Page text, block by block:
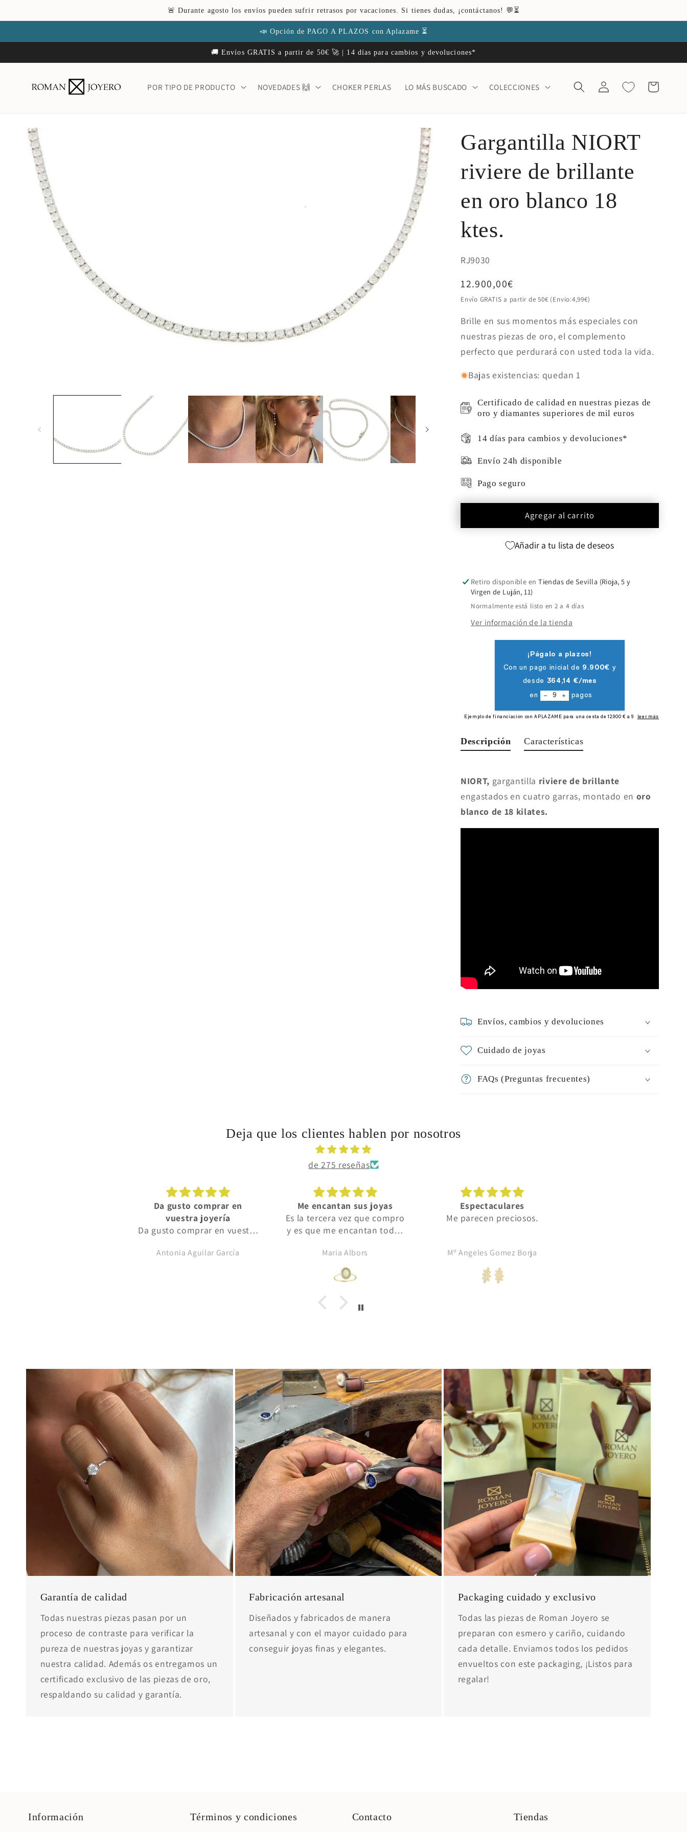
al contenido
🚨 Durante agosto los envíos pueden sufrir retrasos por vacaciones. Si tienes dudas, ¡contáctanos! 💬⏳
📣 Opción de PAGO A PLAZOS con Aplazame ⏳
🚚 Envíos GRATIS a partir de 50€ 🚀 | 14 días para cambios y devoluciones*
POR TIPO DE PRODUCTO NOVEDADES 🙌 CHOKER PERLAS LO MÁS BUSCADO COLECCIONES
Iniciar
sesión
Carrito
directamente
a la
información
del producto
Gargantilla NIORT
riviere de brillante
en oro blanco 18
ktes.
SKU:
RJ9030
Precio
habitual
12.900,00€
Envío GRATIS a partir de 50€ (Envio:4,99€)
Brille en sus momentos más especiales con
nuestras piezas de oro, el complemento
perfecto que perdurará con usted toda la vida.
Bajas existencias: quedan 1
Certificado de calidad en nuestras piezas de
oro y diamantes superiores de mil euros
14 días para cambios y devoluciones*
Envío 24h disponible
Pago seguro
Agregar al carrito
Añadir a tu lista de deseos
Retiro disponible enTiendas de Sevilla (Rioja, 5 y
Virgen de Luján, 11)
Normalmente está listo en 2 a 4 días
Ver información de la tienda
Descripción
NIORT, gargantilla riviere de brillante
engastados en cuatro garras, montado en oro
blanco de 18 kilates.
Características
Envíos, cambios y devoluciones
Cuidado de joyas
FAQs (Preguntas frecuentes)
Deja que los clientes hablen por nosotros
de 275 reseñas
Da gusto comprar en
vuestra joyería
Da gusto comprar en vuestra
y las joyas preciosas y de
Antonia Aguilar García
Me encantan sus joyas
Es la tercera vez que compro
y es que me encantan todas
inmejorable
Maria Albors
Espectaculares
Me parecen preciosos.
Mº Angeles Gomez Borja
Garantía de calidad
Todas nuestras piezas pasan por un
proceso de contraste para verificar la
pureza de nuestras joyas y garantizar
nuestra calidad. Además os entregamos un
certificado exclusivo de las piezas de oro,
respaldando su calidad y garantía.
Fabricación artesanal
Diseñados y fabricados de manera
artesanal y con el mayor cuidado para
conseguir joyas finas y elegantes.
Packaging cuidado y exclusivo
Todas las piezas de Roman Joyero se
preparan con esmero y cariño, cuidando
cada detalle. Enviamos todos los pedidos
envueltos con este packaging, ¡Listos para
regalar!
Información Términos y condiciones Contacto Tiendas